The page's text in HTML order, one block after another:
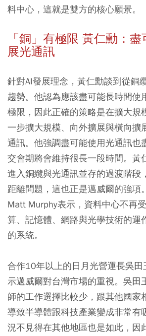
料中心，這就是雙方的核心願景。
「銅」有極限 黃仁勳：
展光通訊
針對AI發展理念，黃仁勳談到從銅
趨勢。他認為應該盡可能長時間使
極限，因此正確的策略是在擴大規
一步擴大規模、向外擴展與橫向擴
通訊。他強調盡可能使用光通訊也
交會期將會維持很長一段時間。黃
進入銅纜與光通訊並存的過渡階段
距離問題，這也正是邁威爾的強項
Matt Murphy表示，資料中心不再
算、記憶體、網路與光學技術的運
的系統。
合作10年以上的日月光營運長吳
示邁威爾對台灣市場的重視。吳田
師的工作選擇比較少，跟其他國家
導致半導體跟科技產業變成非常有
況不見得在其他地區也是如此，因